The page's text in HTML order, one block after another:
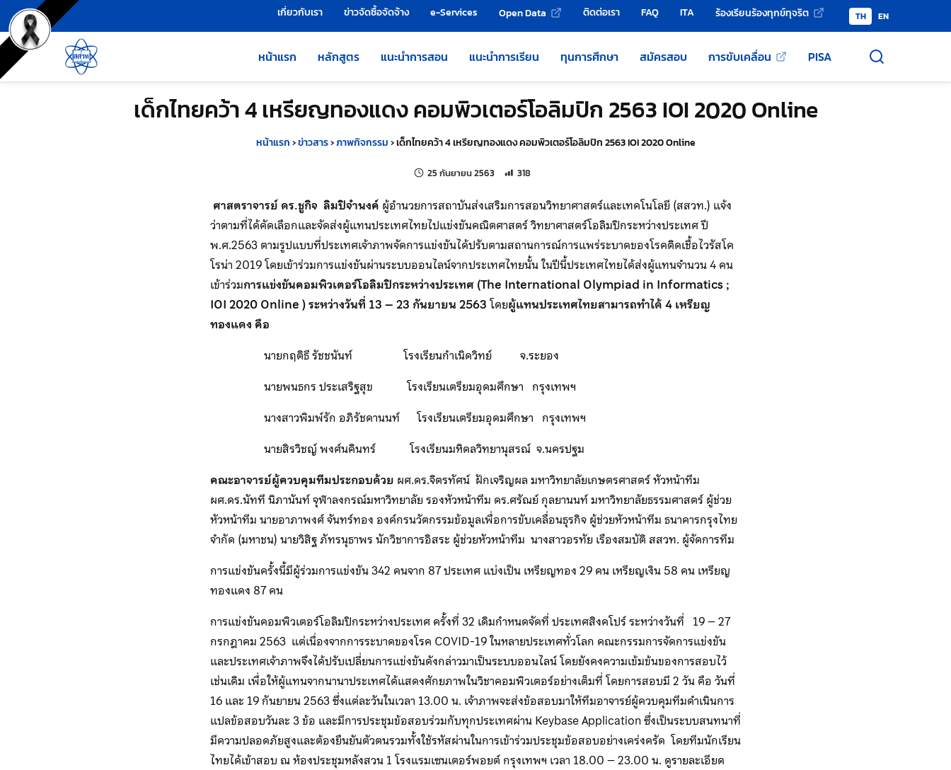
ข้ามไปยังเนื้อหาหลัก
เครื่องมือช่วยเหลือ เกี่ยวกับเรา ข่าวจัดซื้อจัดจ้าง e-Services Open Data ติดต่อเรา FAQ ITA ร้องเรียนร้องทุกข์ทุจริต TH EN
หน้าแรก หลักสูตร แนะนำการสอน แนะนำการเรียน ทุนการศึกษา สมัครสอบ การขับเคลื่อน PISA
เด็กไทยคว้า 4 เหรียญทองแดง คอมพิวเตอร์โอลิมปิก 2563 IOI 2020 Online
หน้าแรก›ข่าวสาร›ภาพกิจกรรม›เด็กไทยคว้า 4 เหรียญทองแดง คอมพิวเตอร์โอลิมปิก 2563 IOI 2020 Online
25 กันยายน 2563 แก้ไขล่าสุดเมื่อ:
จำนวนการเข้าชม 318 ครั้ง
318
ศาสตราจารย์ ดร.ชูกิจ ลิมปิจำนงค์ ผู้อำนวยการสถาบันส่งเสริมการสอนวิทยาศาสตร์และเทคโนโลยี (สสวท.) แจ้ง
ว่าตามที่ได้คัดเลือกและจัดส่งผู้แทนประเทศไทยไปแข่งขันคณิตศาสตร์ วิทยาศาสตร์โอลิมปิกระหว่างประเทศ ปี
พ.ศ.2563 ตามรูปแบบที่ประเทศเจ้าภาพจัดการแข่งขันได้ปรับตามสถานการณ์การแพร่ระบาดของโรคติดเชื้อไวรัสโค
โรน่า 2019 โดยเข้าร่วมการแข่งขันผ่านระบบออนไลน์จากประเทศไทยนั้น ในปีนี้ประเทศไทยได้ส่งผู้แทนจำนวน 4 คน
เข้าร่วมการแข่งขันคอมพิวเตอร์โอลิมปิกระหว่างประเทศ (The International Olympiad in Informatics ;
IOI 2020 Online )ระหว่างวันที่ 13 – 23 กันยายน 2563โดยผู้แทนประเทศไทยสามารถทำได้ 4 เหรียญ
ทองแดง คือ
นายกฤติธี รัชชนันท์ โรงเรียนกำเนิดวิทย์ จ.ระยอง
นายพนธกร ประเสริฐสุข โรงเรียนเตรียมอุดมศึกษา กรุงเทพฯ
นางสาวพิมพ์รัก อภิรัชดานนท์ โรงเรียนเตรียมอุดมศึกษา กรุงเทพฯ
นายสิรวิชญ์ พงศ์นคินทร์ โรงเรียนมหิดลวิทยานุสรณ์ จ.นครปฐม
คณะอาจารย์ผู้ควบคุมทีมประกอบด้วย ผศ.ดร.จิตรทัศน์ ฝักเจริญผล มหาวิทยาลัยเกษตรศาสตร์ หัวหน้าทีม
ผศ.ดร.นัทที นิภานันท์ จุฬาลงกรณ์มหาวิทยาลัย รองหัวหน้าทีม ดร.ศรัณย์ กุลยานนท์ มหาวิทยาลัยธรรมศาสตร์ ผู้ช่วย
หัวหน้าทีม นายอาภาพงศ์ จันทร์ทอง องค์กรนวัตกรรมข้อมูลเพื่อการขับเคลื่อนธุรกิจ ผู้ช่วยหัวหน้าทีม ธนาคารกรุงไทย
จำกัด (มหาชน) นายวิสิฐ ภัทรนุธาพร นักวิชาการอิสระ ผู้ช่วยหัวหน้าทีม นางสาวอรทัย เรืองสมบัติ สสวท. ผู้จัดการทีม
การแข่งขันครั้งนี้มีผู้ร่วมการแข่งขัน 342 คนจาก 87 ประเทศ แบ่งเป็น เหรียญทอง 29 คน เหรียญเงิน 58 คน เหรียญ
ทองแดง 87 คน
การแข่งขันคอมพิวเตอร์โอลิมปิกระหว่างประเทศ ครั้งที่ 32 เดิมกำหนดจัดที่ ประเทศสิงคโปร์ ระหว่างวันที่ 19 – 27
กรกฎาคม 2563 แต่เนื่องจากการระบาดของโรค COVID-19 ในหลายประเทศทั่วโลก คณะกรรมการจัดการแข่งขัน
และประเทศเจ้าภาพจึงได้ปรับเปลี่ยนการแข่งขันดังกล่าวมาเป็นระบบออนไลน์ โดยยังคงความเข้มข้นของการสอบไว้
เช่นเดิม เพื่อให้ผู้แทนจากนานาประเทศได้แสดงศักยภาพในวิชาคอมพิวเตอร์อย่างเต็มที่ โดยการสอบมี 2 วัน คือ วันที่
16 และ 19 กันยายน 2563 ซึ่งแต่ละวันในเวลา 13.00 น. เจ้าภาพจะส่งข้อสอบมาให้ทีมอาจารย์ผู้ควบคุมทีมดำเนินการ
แปลข้อสอบวันละ 3 ข้อ และมีการประชุมข้อสอบร่วมกับทุกประเทศผ่าน Keybase Application ซึ่งเป็นระบบสนทนาที่
มีความปลอดภัยสูงและต้องยืนยันตัวตนรวมทั้งใช้รหัสผ่านในการเข้าร่วมประชุมข้อสอบอย่างเคร่งครัด โดยทีมนักเรียน
ไทยได้เข้าสอบ ณ ห้องประชุมหลังสวน 1 โรงแรมเซนเตอร์พอยต์ กรุงเทพฯ เวลา 18.00 – 23.00 น. ดูรายละเอียด